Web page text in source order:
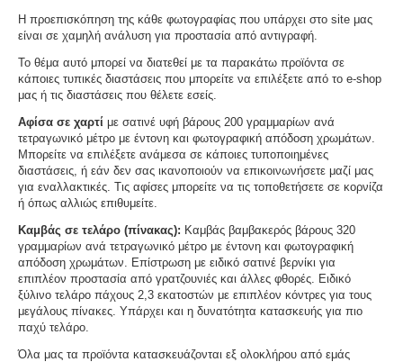
Η προεπισκόπηση της κάθε φωτογραφίας που υπάρχει στο site μας
είναι σε χαμηλή ανάλυση για προστασία από αντιγραφή.
Το θέμα αυτό μπορεί να διατεθεί με τα παρακάτω προϊόντα σε
κάποιες τυπικές διαστάσεις που μπορείτε να επιλέξετε από το e-shop
μας ή τις διαστάσεις που θέλετε εσείς.
Αφίσα σε χαρτί με σατινέ υφή βάρους 200 γραμμαρίων ανά
τετραγωνικό μέτρο με έντονη και φωτογραφική απόδοση χρωμάτων.
Μπορείτε να επιλέξετε ανάμεσα σε κάποιες τυποποιημένες
διαστάσεις, ή εάν δεν σας ικανοποιούν να επικοινωνήσετε μαζί μας
για εναλλακτικές. Τις αφίσες μπορείτε να τις τοποθετήσετε σε κορνίζα
ή όπως αλλιώς επιθυμείτε.
Καμβάς σε τελάρο (πίνακας): Καμβάς βαμβακερός βάρους 320
γραμμαρίων ανά τετραγωνικό μέτρο με έντονη και φωτογραφική
απόδοση χρωμάτων. Επίστρωση με ειδικό σατινέ βερνίκι για
επιπλέον προστασία από γρατζουνιές και άλλες φθορές. Ειδικό
ξύλινο τελάρο πάχους 2,3 εκατοστών με επιπλέον κόντρες για τους
μεγάλους πίνακες. Υπάρχει και η δυνατότητα κατασκευής για πιο
παχύ τελάρο.
Όλα μας τα προϊόντα κατασκευάζονται εξ ολοκλήρου από εμάς